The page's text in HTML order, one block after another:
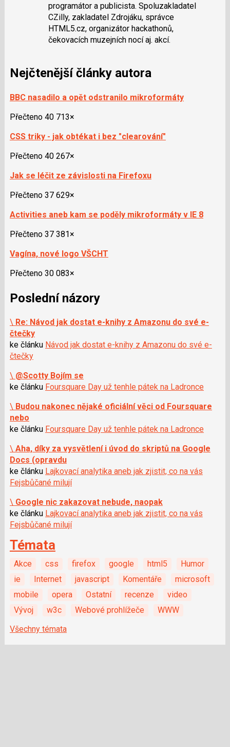
programátor a publicista. Spoluzakladatel
CZilly, zakladatel Zdrojáku, správce
HTML5.cz, organizátor hackathonů,
čekovacích muzejních nocí aj. akcí.
Nejčtenější články autora
BBC nasadilo a opět odstranilo mikroformáty
Přečteno 40 713×
CSS triky - jak obtékat i bez "clearování"
Přečteno 40 267×
Jak se léčit ze závislosti na Firefoxu
Přečteno 37 629×
Activities aneb kam se poděly mikroformáty v IE 8
Přečteno 37 381×
Vagína, nové logo VŠCHT
Přečteno 30 083×
Poslední názory
\ Re: Návod jak dostat e-knihy z Amazonu do své e-
čtečky
ke článku Návod jak dostat e-knihy z Amazonu do své e-
čtečky
\ @Scotty Bojím se
ke článku Foursquare Day už tenhle pátek na Ladronce
\ Budou nakonec nějaké oficiální věci od Foursquare
nebo
ke článku Foursquare Day už tenhle pátek na Ladronce
\ Aha, díky za vysvětlení i úvod do skriptů na Google
Docs (opravdu
ke článku Lajkovací analytika aneb jak zjistit, co na vás
Fejsbůčané milují
\ Google nic zakazovat nebude, naopak
ke článku Lajkovací analytika aneb jak zjistit, co na vás
Fejsbůčané milují
Témata
Akce css firefox google html5
Humor
ie
Internet javascript Komentáře
microsoft
mobile
opera Ostatní recenze
video
Vývoj
w3c Webové prohlížeče
WWW
Všechny témata